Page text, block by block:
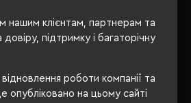
нашим клієнтам, партнерам та
підтримку і багаторічну
роботи компанії та
опубліковано на цьому сайті
OEKO-TEX® Standard 100,